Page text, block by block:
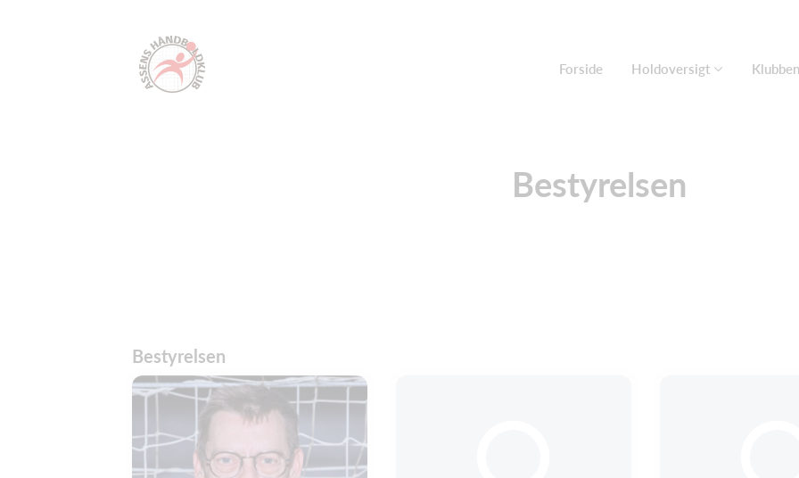
Forside Holdoversigt Klubben
Bestyrelsen
Bestyrelsen